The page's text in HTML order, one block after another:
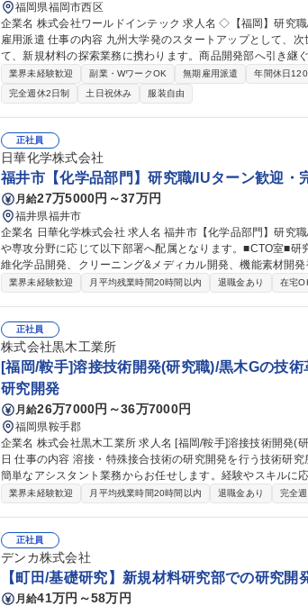
福岡県福岡市西区
企業名 株式会社ワールドインテック 求人名 ◇【福岡】研究職/次世代有機EL材料の探索・開発/教育体制充実/無期
雇用派遣 仕事の内容 九州大学発のスタートアップとして、次世代ディスプレイの核となる材料を開発する企業に
て、新規材料の探索業務に携わります。商品開発部へ引き継
クリエイティブな ポジションです。 【詳細】■新規材料の探索：次世代有機EL材料の小スケール合成 ■最先端プ
ロジェクト：世界が注目する最先端技術の現場での研究支援
キルの形成 募集職種 ◇【福岡】研究職/次世代有機EL材
業界未経験歓迎 副業・WワークOK 無期雇用派遣 年間休日
完全週休2日制
土日祝休み 服装自由
正社員
日華化学株式会社
福井市【化学品部門】研究職/IUターン歓迎・
月給27万5000円～37万円
福井県福井市
企業名 日華化学株式会社 求人名 福井市【化学品部門】研究職/IUターン歓迎・完全週休2日制 仕事の内容 ご経験
や専攻分野に応じて以下部署へ配属となります。■CTO室■
維化学品開発、クリーニング&メディカル開発、機能素材開発複合高分
子材料研究、先端材料研究、分析研究） ※従事すべき業務の変更の範囲：
業界未経験歓迎 月平均残業時間20時間以内 退職金あり 在宅
正社員
株式会社黒木工業所
[福岡/鞍手]溶接技術開発(研究職)/黒木Gの技
研究開発
月給26万7000円～36万7000円
福岡県鞍手郡
企業名 株式会社黒木工業所 求人名 [福岡/鞍手]溶接技術開発(研究職)/黒木Gの技術革新に貢献/理系卒歓迎/年休120
日 仕事の内容 溶接・特殊接合技術の研究開発を行う技術研究所にて、まずはデータ整理や実験のサポートなど、
簡単なアシスタント業務からお任せします。経験やスキルに
入社後はまず、下記のような研究支援業務からスタート頂き
接・結合技術の課題設定など）に携わって頂きます。 募集職種 [福岡/鞍手]溶接技術開発(研究職)/黒木Gの技術革
新に貢献/理系卒歓迎/年休120日
業界未経験歓迎 月平均残業時間20時間以内 退職金あり 完全
正社員
デンカ株式会社
【町田/基礎研究】新規材料研究部での研究
月給41万円～58万円